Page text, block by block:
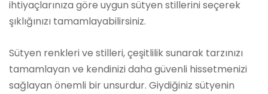
ihtiyaçlarınıza göre uygun sütyen stillerini seçerek
şıklığınızı tamamlayabilirsiniz.
Sütyen renkleri ve stilleri, çeşitlilik sunarak tarzınızı
tamamlayan ve kendinizi daha güvenli hissetmenizi
sağlayan önemli bir unsurdur. Giydiğiniz sütyenin